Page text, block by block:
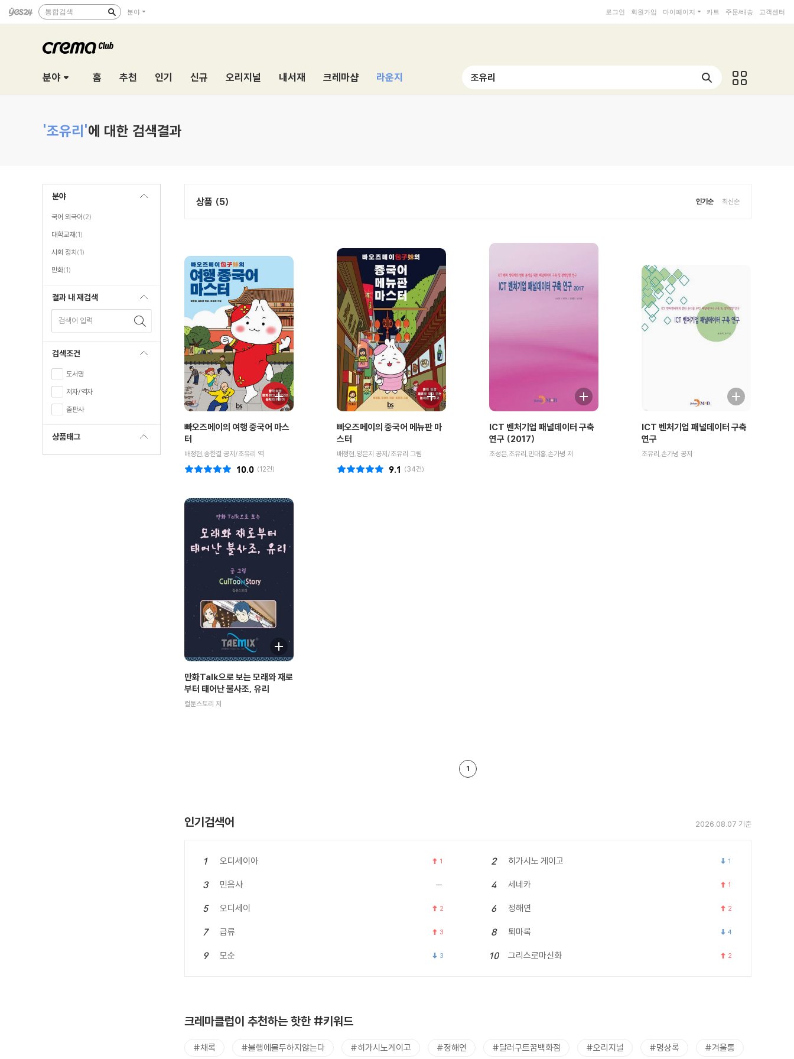
통합검색 분야 로그인 회원가입 마이페이지 카트 주문/배송 고객센터
분야 홈 추천 인기 신규 오리지널 내서재 크레마샵 라운지
'조유리'에 대한 검색결과
분야
국어 외국어(2)
대학교재(1)
사회 정치(1)
만화(1)
결과 내 재검색
검색어 입력
검색조건
도서명
저자/역자
출판사
상품태그
상품 (5) 인기순 최신순
빠오즈메이의 여행 중국어 마스
터
배정현,송한결 공저/조유리 역
(12건)
10.0
빠오즈메이의 중국어 메뉴판 마
스터
배정현,양은지 공저/조유리 그림
(34건)
9.1
ICT 벤처기업 패널데이터 구축
연구 (2017)
조성은,조유리,민대홍,손가녕 저
ICT 벤처기업 패널데이터 구축
연구
조유리,손가녕 공저
만화Talk으로 보는 모래와 재로
부터 태어난 불사조, 유리
컬툰스토리 저
1
인기검색어 2026.08.07 기준
1 오디세이아 1 2 히가시노 게이고 1
3 민음사 4 세네카 1
5 오디세이 2 6 정해연 2
7 급류 3 8 퇴마록 4
9 모순 3 10 그리스로마신화 2
크레마클럽이 추천하는 핫한 #키워드
#채록 #불행에몰두하지않는다 #히가시노게이고 #정해연 #달러구트꿈백화점 #오리지널 #명상록 #겨울통